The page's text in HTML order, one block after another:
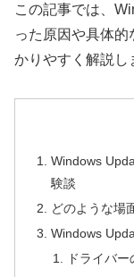
この記事では、
った原因や具体
かりやすく解説し
Windows
験談
どのような場
Windows
ドライバ